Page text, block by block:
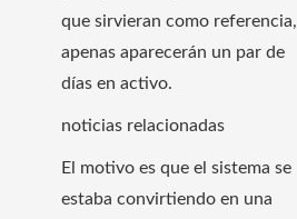
que sirvieran como referencia,
apenas aparecerán un par de
días en activo.
noticias relacionadas
El motivo es que el sistema se
estaba convirtiendo en una